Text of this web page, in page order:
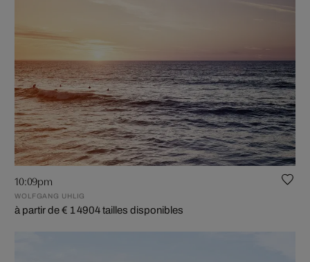
10:09pm
WOLFGANG UHLIG
à partir de € 1 4904 tailles disponibles